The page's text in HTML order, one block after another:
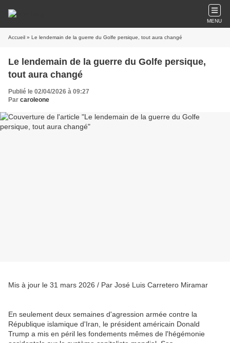
MENU
Accueil » Le lendemain de la guerre du Golfe persique, tout aura changé
Le lendemain de la guerre du Golfe persique,
tout aura changé
Publié le 02/04/2026 à 09:27
Par caroleone
Mis à jour le 31 mars 2026 / Par José Luis Carretero Miramar
En seulement deux semaines d'agression armée contre la
République islamique d'Iran, le président américain Donald
Trump a mis en péril les fondements mêmes de l'hégémonie